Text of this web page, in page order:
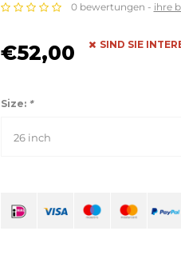
0 bewertungen - ihre
€52,00
SIND SIE
Size: *
26 inch